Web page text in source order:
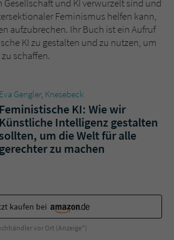
und KI verwurzelt sind und
Feminismus helfen kann,
aufzubrechen. Ihr Buch ist ein Aufruf
KI zu gestalten und zu nutzen, um
schaffen.
Eva Gengler, Knesebeck
Feministische KI: Wie wir
Künstliche Intelligenz gestalten
um die Welt für alle
gerechter zu machen
kaufen bei
vor Ort (Anzeige*)
des Kontaktformulars zu